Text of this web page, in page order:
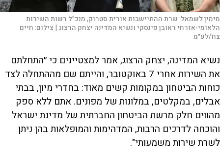
מימין לשמאל: שרת ההתיישבות אורית סטרוק, מנכ"ל רשות השירות
הלאומי-אזרחי ראובן פינסקי ונשיא המדינה יצחק הרצוג | צילום:חיים
צח/לע״מ
נשיא המדינה, יצחק הרצוג, אמר למצטיינים כי ״התחלתם
את השירות אחרי 7 באוקטובר, והייתם שם מההתחלה לצד
כוחות הביטחון במקומות קשים מאוד: בחדרי מיון, בבתי
אבלים, במקלטים, במלונות של מפונים. אתם ללא ספק
מהווים חלק מרשת הביטחון החברתית של מדינת ישראל
והוכחה לדרכים הרבות, המדהימות והמופלאות בהן ניתן
לשרת שירות משמעותי".